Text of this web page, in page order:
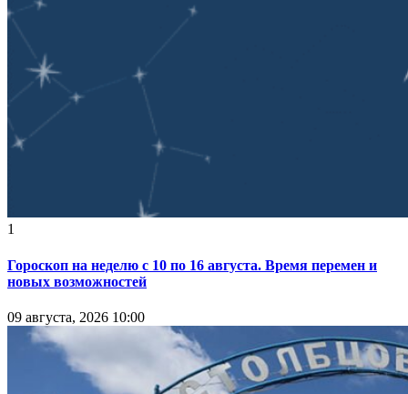
1
Гороскоп на неделю с 10 по 16 августа. Время перемен и
новых возможностей
09 августа, 2026 10:00